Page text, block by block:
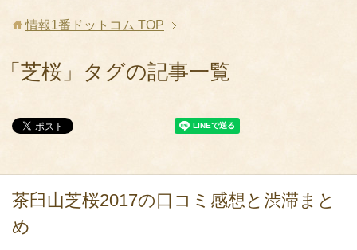
情報1番ドットコム TOP
「芝桜」タグの記事一覧
茶臼山芝桜2017の口コミ感想と渋滞まと
め